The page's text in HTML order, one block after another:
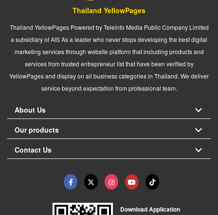
Thailand YellowPages
Thailand YellowPages Powered by Teleinfo Media Public Company Limited
a subsidiary of AIS As a leader who never stops developing the best digital
marketing services through website platform that including products and
services from trusted entrepreneur list that have been verified by
YellowPages and display on all business categories in Thailand. We deliver
service beyond expectation from professional team.
About Us
Our products
Contact Us
Download Application